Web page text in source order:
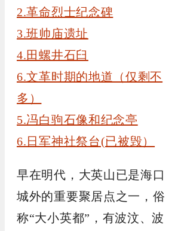
2.革命烈士纪念碑
3.班帅庙遗址
4.田螺井石臼
6.文革时期的地道（仅剩不
多）
5.冯白驹石像和纪念亭
6.日军神社祭台(已被毁）
早在明代，大英山已是海口
城外的重要聚居点之一，俗
称“大小英都”，有波汶、波